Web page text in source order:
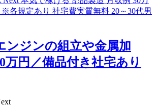
ンジンの組立や金属加
万円／備品付き社宅あり